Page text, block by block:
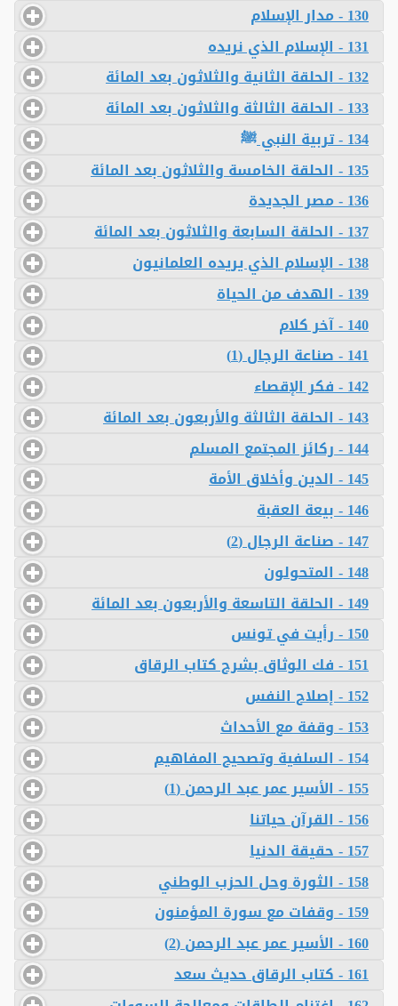
130 - مدار الإسلام
131 - الإسلام الذي نريده
132 - الحلقة الثانية والثلاثون بعد المائة
133 - الحلقة الثالثة والثلاثون بعد المائة
134 - تربية النبي ﷺ
135 - الحلقة الخامسة والثلاثون بعد المائة
136 - مصر الجديدة
137 - الحلقة السابعة والثلاثون بعد المائة
138 - الإسلام الذي يريده العلمانيون
139 - الهدف من الحياة
140 - آخر كلام
141 - صناعة الرجال (1)
142 - فكر الإقصاء
143 - الحلقة الثالثة والأربعون بعد المائة
144 - ركائز المجتمع المسلم
145 - الدين وأخلاق الأمة
146 - بيعة العقبة
147 - صناعة الرجال (2)
148 - المتحولون
149 - الحلقة التاسعة والأربعون بعد المائة
150 - رأيت في تونس
151 - فك الوثاق بشرح كتاب الرقاق
152 - إصلاح النفس
153 - وقفة مع الأحداث
154 - السلفية وتصحيح المفاهيم
155 - الأسير عمر عبد الرحمن (1)
156 - القرآن حياتنا
157 - حقيقة الدنيا
158 - الثورة وحل الحزب الوطني
159 - وقفات مع سورة المؤمنون
160 - الأسير عمر عبد الرحمن (2)
161 - كتاب الرقاق حديث سعد